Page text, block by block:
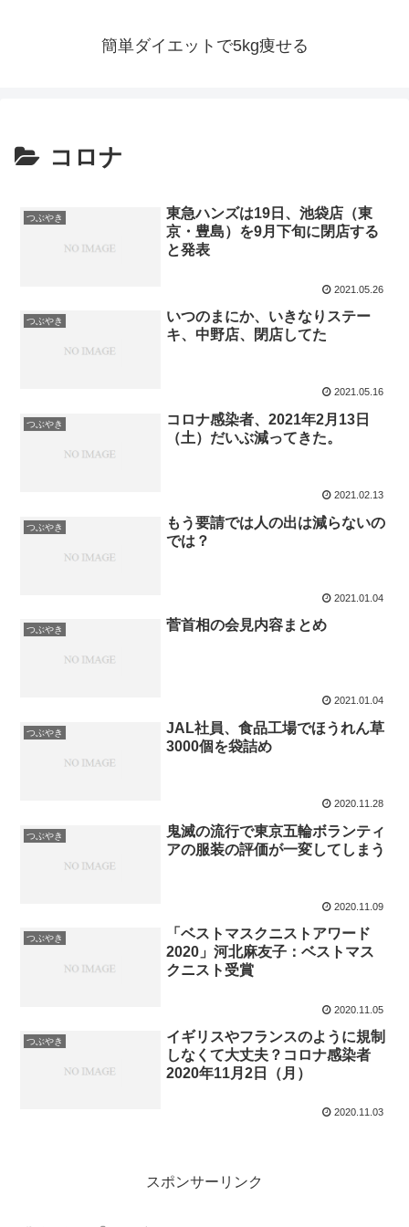
簡単ダイエットで5kg痩せる
コロナ
つぶやき
東急ハンズは19日、池袋店（東
京・豊島）を9月下旬に閉店する
と発表
2021.05.26
つぶやき
いつのまにか、いきなりステー
キ、中野店、閉店してた
2021.05.16
つぶやき
コロナ感染者、2021年2月13日
（土）だいぶ減ってきた。
2021.02.13
つぶやき
もう要請では人の出は減らないの
では？
2021.01.04
つぶやき 菅首相の会見内容まとめ
2021.01.04
つぶやき
JAL社員、食品工場でほうれん草
3000個を袋詰め
2020.11.28
つぶやき
鬼滅の流行で東京五輪ボランティ
アの服装の評価が一変してしまう
2020.11.09
つぶやき
「ベストマスクニストアワード
2020」河北麻友子：ベストマス
クニスト受賞
2020.11.05
つぶやき
イギリスやフランスのように規制
しなくて大丈夫？コロナ感染者
2020年11月2日（月）
2020.11.03
スポンサーリンク